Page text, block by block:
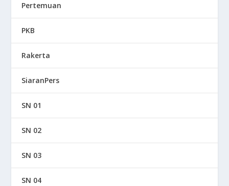
Pertemuan
PKB
Rakerta
SiaranPers
SN 01
SN 02
SN 03
SN 04